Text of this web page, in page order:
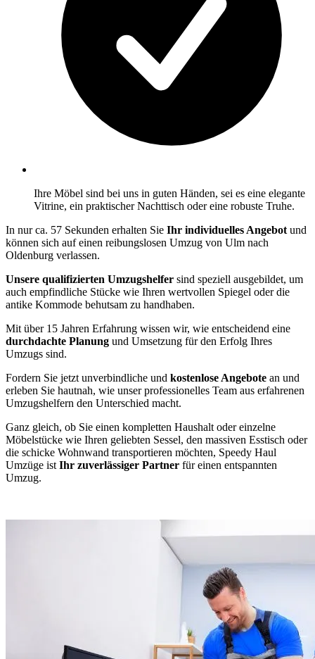
Ihre Möbel sind bei uns in guten Händen, sei es eine elegante
Vitrine, ein praktischer Nachttisch oder eine robuste Truhe.
In nur ca. 57 Sekunden erhalten Sie Ihr individuelles Angebot und
können sich auf einen reibungslosen Umzug von Ulm nach
Oldenburg verlassen.
Unsere qualifizierten Umzugshelfer sind speziell ausgebildet, um
auch empfindliche Stücke wie Ihren wertvollen Spiegel oder die
antike Kommode behutsam zu handhaben.
Mit über 15 Jahren Erfahrung wissen wir, wie entscheidend eine
durchdachte Planung und Umsetzung für den Erfolg Ihres
Umzugs sind.
Fordern Sie jetzt unverbindliche und kostenlose Angebote an und
erleben Sie hautnah, wie unser professionelles Team aus erfahrenen
Umzugshelfern den Unterschied macht.
Ganz gleich, ob Sie einen kompletten Haushalt oder einzelne
Möbelstücke wie Ihren geliebten Sessel, den massiven Esstisch oder
die schicke Wohnwand transportieren möchten, Speedy Haul
Umzüge ist Ihr zuverlässiger Partner für einen entspannten
Umzug.